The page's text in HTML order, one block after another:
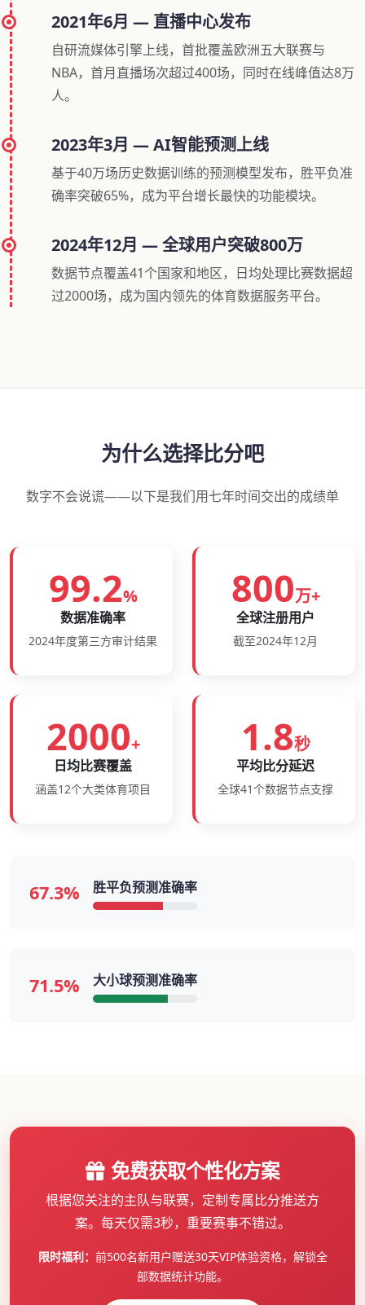
2021年6月 — 直播中心发布
自研流媒体引擎上线，首批覆盖欧洲五大联赛与
NBA，首月直播场次超过400场，同时在线峰值达8万
人。
2023年3月 — AI智能预测上线
基于40万场历史数据训练的预测模型发布，胜平负准
确率突破65%，成为平台增长最快的功能模块。
2024年12月 — 全球用户突破800万
数据节点覆盖41个国家和地区，日均处理比赛数据超
过2000场，成为国内领先的体育数据服务平台。
为什么选择比分吧
数字不会说谎——以下是我们用七年时间交出的成绩单
99.2%
数据准确率
2024年度第三方审计结果
800万+
全球注册用户
截至2024年12月
2000+
日均比赛覆盖
涵盖12个大类体育项目
1.8秒
平均比分延迟
全球41个数据节点支撑
67.3% 胜平负预测准确率
71.5% 大小球预测准确率
免费获取个性化方案
根据您关注的主队与联赛，定制专属比分推送方
案。每天仅需3秒，重要赛事不错过。
限时福利： 前500名新用户赠送30天VIP体验资格，解锁全
部数据统计功能。